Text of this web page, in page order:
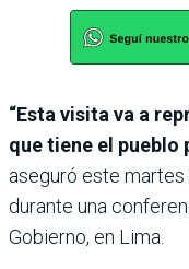
“Esta visita va a
que tiene el pueblo
aseguró este martes
durante una
Gobierno, en Lima.